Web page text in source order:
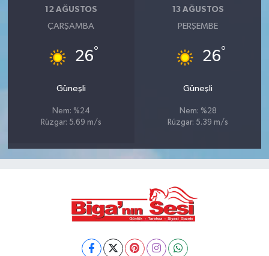
12 AĞUSTOS
ÇARŞAMBA
26°
Güneşli
Nem: %24
Rüzgar: 5.69 m/s
13 AĞUSTOS
PERŞEMBE
26°
Güneşli
Nem: %28
Rüzgar: 5.39 m/s